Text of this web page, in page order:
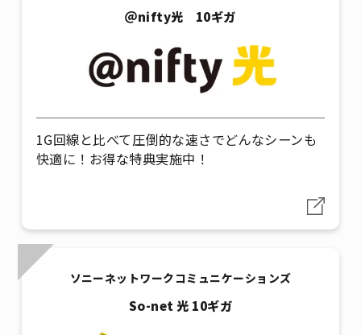
＠nifty光 10ギガ
1G回線と比べて圧倒的な速さでどんなシーンも
快適に！お得な特典実施中！
ソニーネットワークコミュニケーションズ
So-net 光 10ギガ